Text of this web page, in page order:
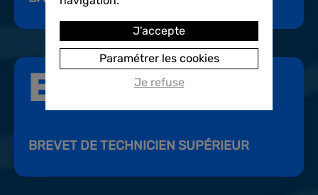
BREVET DE TECHNICIEN SUPÉRIEUR
J'accepte
Paramétrer les cookies
Je refuse